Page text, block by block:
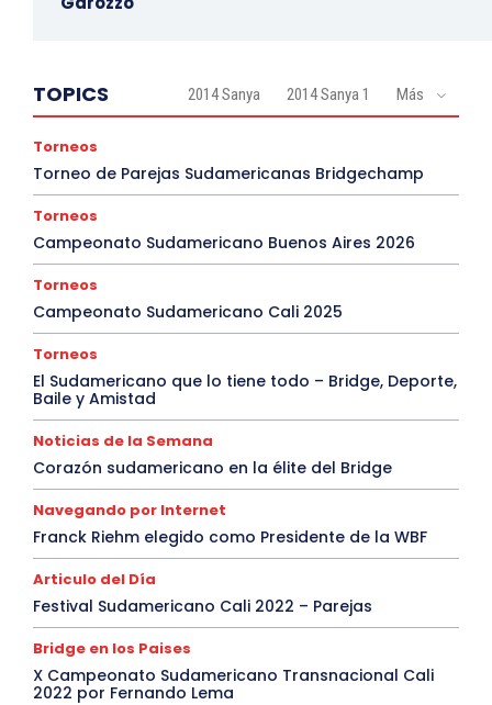
TOPICS 2014 Sanya 2014 Sanya 1 Más
Torneos
Torneo de Parejas Sudamericanas Bridgechamp
Torneos
Campeonato Sudamericano Buenos Aires 2026
Torneos
Campeonato Sudamericano Cali 2025
Torneos
El Sudamericano que lo tiene todo – Bridge, Deporte,
Baile y Amistad
Noticias de la Semana
Corazón sudamericano en la élite del Bridge
Navegando por Internet
Franck Riehm elegido como Presidente de la WBF
Articulo del Día
Festival Sudamericano Cali 2022 – Parejas
Bridge en los Paises
X Campeonato Sudamericano Transnacional Cali
2022 por Fernando Lema